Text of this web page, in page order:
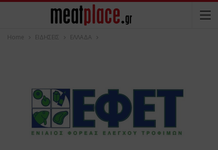
Home ΕΙΔΗΣΕΙΣ ΕΛΛΑΔΑ